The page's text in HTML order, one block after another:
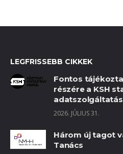
LEGFRISSEBB CIKKEK
Fontos
részére a KSH
2026. JÚLIUS 31.
Három új tagot
Tanács